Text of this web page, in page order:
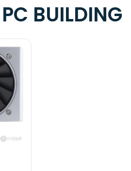
PC BUILDING